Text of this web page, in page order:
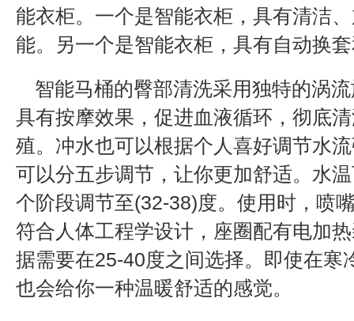
能衣柜。一个是智能衣柜，具有清洁
能。另一个是智能衣柜，具有自动换
智能马桶的臀部清洗采用独特的涡
具有按摩效果，促进血液循环，彻底
殖。冲水也可以根据个人喜好调节水
可以分五步调节，让你更加舒适。水
个阶段调节至(32-38)度。使用时，喷
符合人体工程学设计，座圈配有电加
据需要在25-40度之间选择。即使在寒
也会给你一种温暖舒适的感觉。